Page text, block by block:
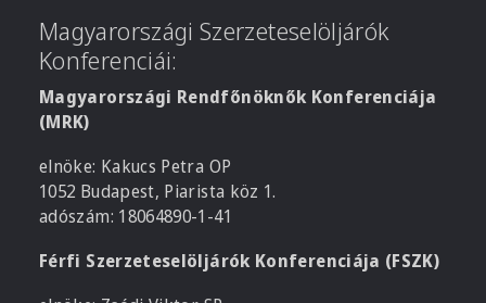
Magyarországi Szerzeteselöljárók
Konferenciái:
Magyarországi Rendfőnöknők Konferenciája
(MRK)
elnöke: Kakucs Petra OP
1052 Budapest, Piarista köz 1.
adószám: 18064890-1-41
Férfi Szerzeteselöljárók Konferenciája (FSZK)